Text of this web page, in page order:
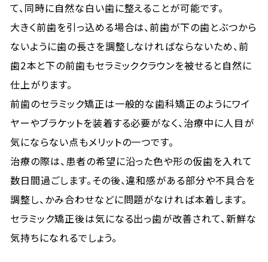
て、同時に自然な白い歯に整えることが可能です。
大きく前歯を引っ込める場合は、前歯が下の歯とぶつから
ないように歯の長さを調整しなければならないため、前
歯2本と下の前歯もセラミッククラウンを被せると自然に
仕上がります。
前歯のセラミック矯正は一般的な歯科矯正のようにワイ
ヤーやブラケットを装着する必要がなく、治療中に人目が
気にならない点もメリットの一つです。
治療の際は、患者の希望に沿った色や形の仮歯を入れて
数日間過ごします。その後、違和感がある部分や不具合を
調整し、かみ合わせなどに問題がなければ本着します。
セラミック矯正後は気になる出っ歯が改善されて、新鮮な
気持ちになれるでしょう。